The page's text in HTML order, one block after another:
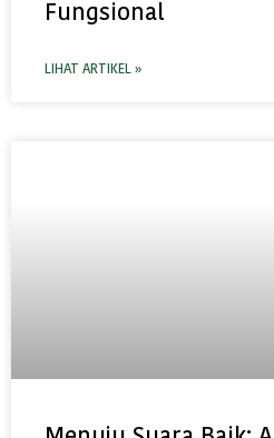
Fungsional
LIHAT ARTIKEL »